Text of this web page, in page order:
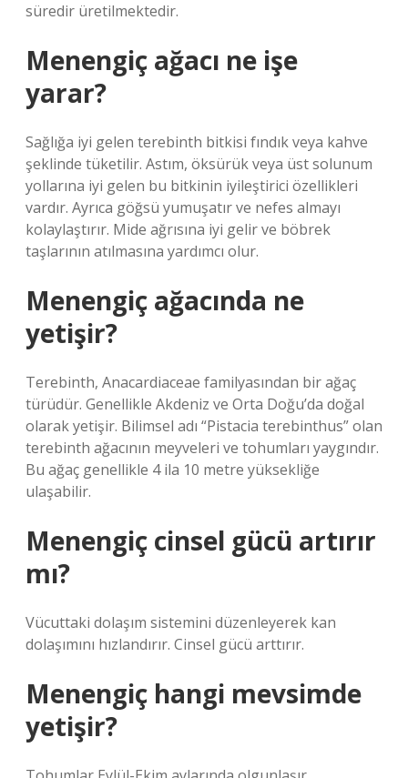
süredir üretilmektedir.
Menengiç ağacı ne işe
yarar?
Sağlığa iyi gelen terebinth bitkisi fındık veya kahve
şeklinde tüketilir. Astım, öksürük veya üst solunum
yollarına iyi gelen bu bitkinin iyileştirici özellikleri
vardır. Ayrıca göğsü yumuşatır ve nefes almayı
kolaylaştırır. Mide ağrısına iyi gelir ve böbrek
taşlarının atılmasına yardımcı olur.
Menengiç ağacında ne
yetişir?
Terebinth, Anacardiaceae familyasından bir ağaç
türüdür. Genellikle Akdeniz ve Orta Doğu’da doğal
olarak yetişir. Bilimsel adı “Pistacia terebinthus” olan
terebinth ağacının meyveleri ve tohumları yaygındır.
Bu ağaç genellikle 4 ila 10 metre yüksekliğe
ulaşabilir.
Menengiç cinsel gücü artırır
mı?
Vücuttaki dolaşım sistemini düzenleyerek kan
dolaşımını hızlandırır. Cinsel gücü arttırır.
Menengiç hangi mevsimde
yetişir?